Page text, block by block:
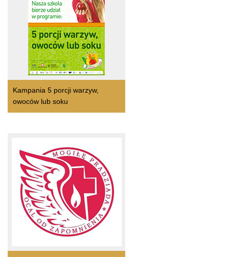
Kampania 5 porcji warzyw,
owoców lub soku